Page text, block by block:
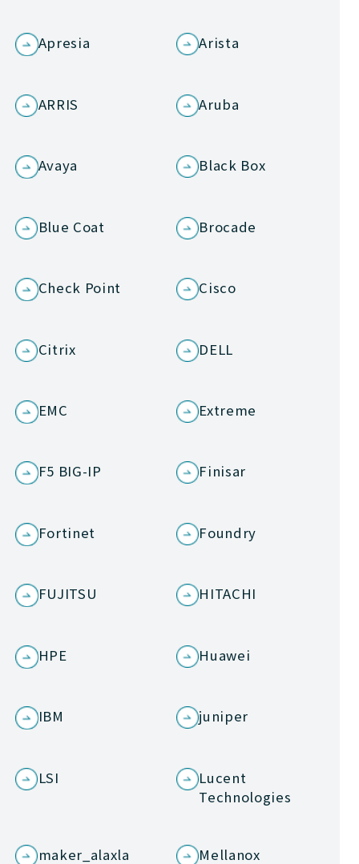
Apresia Arista
ARRIS Aruba
Avaya Black Box
Blue Coat Brocade
Check Point Cisco
Citrix DELL
EMC Extreme
F5 BIG-IP Finisar
Fortinet Foundry
FUJITSU HITACHI
HPE Huawei
IBM juniper
LSI
Lucent
Technologies
maker_alaxla Mellanox